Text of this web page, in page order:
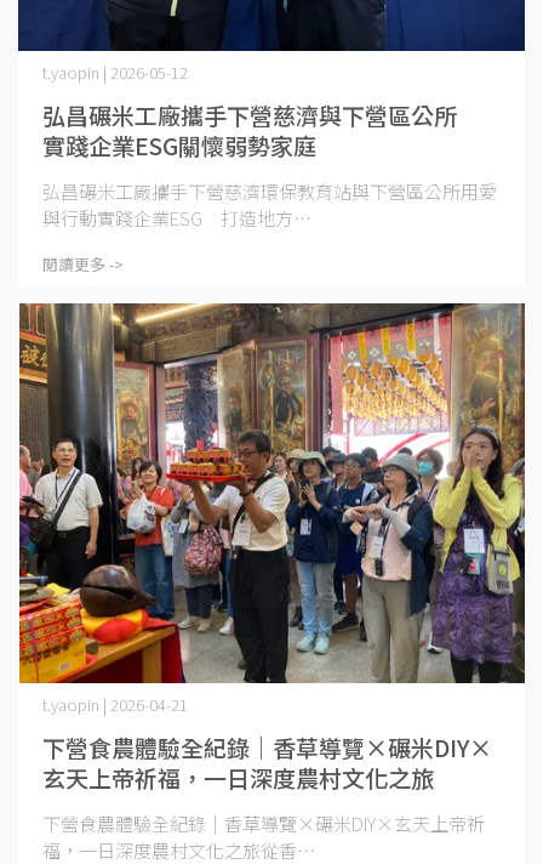
弘昌碾米工廠攜手下營慈濟與下營區公所
實踐企業ESG關懷弱勢家庭
t.yaopin | 2026-05-12
弘昌碾米工廠攜手下營慈濟環保教育站與下營區公所用愛
與行動實踐企業ESG 打造地方⋯
閱讀更多 ->
下營食農體驗全紀錄｜香草導覽×碾米DIY×
玄天上帝祈福，一日深度農村文化之旅
t.yaopin | 2026-04-21
下營食農體驗全紀錄｜香草導覽×碾米DIY×玄天上帝祈
福，一日深度農村文化之旅從香⋯